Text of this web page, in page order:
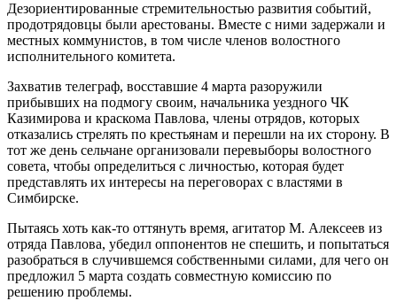
Дезориентированные стремительностью развития событий,
продотрядовцы были арестованы. Вместе с ними задержали и
местных коммунистов, в том числе членов волостного
исполнительного комитета.
Захватив телеграф, восставшие 4 марта разоружили
прибывших на подмогу своим, начальника уездного ЧК
Казимирова и краскома Павлова, члены отрядов, которых
отказались стрелять по крестьянам и перешли на их сторону. В
тот же день сельчане организовали перевыборы волостного
совета, чтобы определиться с личностью, которая будет
представлять их интересы на переговорах с властями в
Симбирске.
Пытаясь хоть как-то оттянуть время, агитатор М. Алексеев из
отряда Павлова, убедил оппонентов не спешить, и попытаться
разобраться в случившемся собственными силами, для чего он
предложил 5 марта создать совместную комиссию по
решению проблемы.